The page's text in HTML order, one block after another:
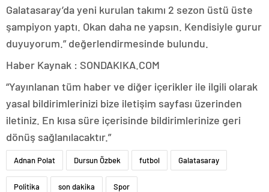
Galatasaray’da yeni kurulan takımı 2 sezon üstü üste
şampiyon yaptı. Okan daha ne yapsın. Kendisiyle gurur
duyuyorum.” değerlendirmesinde bulundu.
Haber Kaynak : SONDAKIKA.COM
“Yayınlanan tüm haber ve diğer içerikler ile ilgili olarak
yasal bildirimlerinizi bize iletişim sayfası üzerinden
iletiniz. En kısa süre içerisinde bildirimlerinize geri
dönüş sağlanılacaktır.”
Adnan Polat Dursun Özbek futbol Galatasaray
Politika son dakika Spor